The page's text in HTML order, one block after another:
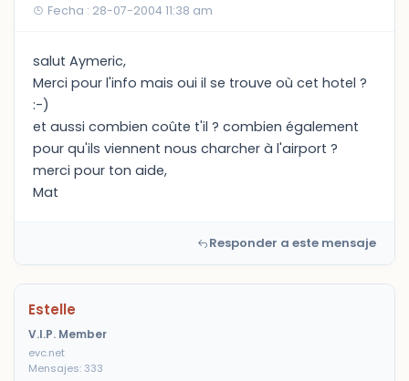
Fecha : 28-07-2004 11:38 am
salut Aymeric,
Merci pour l'info mais oui il se trouve où cet hotel ?
:-)
et aussi combien coûte t'il ? combien également
pour qu'ils viennent nous charcher à l'airport ?
merci pour ton aide,
Mat
Responder a este mensaje
Estelle
V.I.P. Member
evc.net
Mensajes: 333